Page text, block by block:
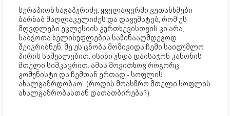
სერაპიონ ხაჭაპურიძე: ყველაფერში ვეთანხმები
ბარნაბ მაღლაკელიძეს და დავუმატებ, რომ ეს
მღვდლები ეკლესიის კურთხევისთვის კი არა,
საბჭოთა ხელისუფლების საწინააღმდეგოდ
შეიკრიბნენ. მე ეს ცნობა მომივიდა ჩემი საიდუმლო
პირის საშუალებით. ისინი უნდა დაისაჯონ კანონის
მთელი სიმკაცრით. ამას მოვითხოვ როგორც
კომუნისტი და ჩემთან ერთად - სოფლის
ახალგაზრდობაო" (როდის მოასწრო მთელი სოფლის
ახალგაზრობასთან დათათბირება?).